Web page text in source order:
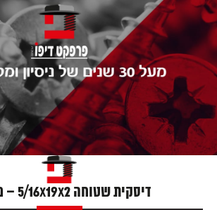
דיסקית שטוחה 5/16X19X2 – מגולוון